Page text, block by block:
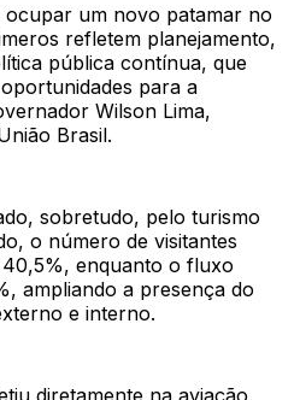
ocupar um novo patamar no
refletem planejamento,
pública contínua, que
para a
Wilson Lima,
Brasil.
sobretudo, pelo turismo
o número de visitantes
enquanto o fluxo
ampliando a presença do
e interno.
diretamente na aviação.